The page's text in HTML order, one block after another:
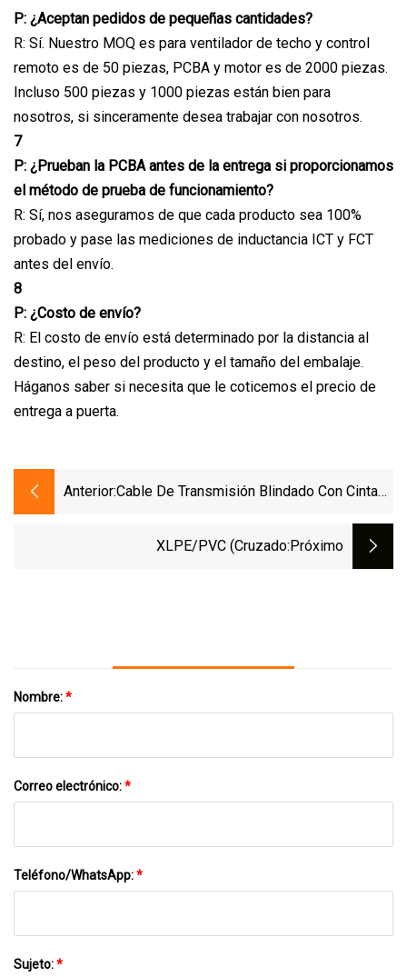
P: ¿Aceptan pedidos de pequeñas cantidades?
R: Sí. Nuestro MOQ es para ventilador de techo y control
remoto es de 50 piezas, PCBA y motor es de 2000 piezas.
Incluso 500 piezas y 1000 piezas están bien para
nosotros, si sinceramente desea trabajar con nosotros.
7
P: ¿Prueban la PCBA antes de la entrega si proporcionamos
el método de prueba de funcionamiento?
R: Sí, nos aseguramos de que cada producto sea 100%
probado y pase las mediciones de inductancia ICT y FCT
antes del envío.
8
P: ¿Costo de envío?
R: El costo de envío está determinado por la distancia al
destino, el peso del producto y el tamaño del embalaje.
Háganos saber si necesita que le coticemos el precio de
entrega a puerta.
Anterior:Cable De Transmisión Blindado Con Cinta
Y Baja Tensión
XLPE/PVC (cruzado:próximo
Nombre:*
Correo electrónico:*
Teléfono/WhatsApp:*
Sujeto:*